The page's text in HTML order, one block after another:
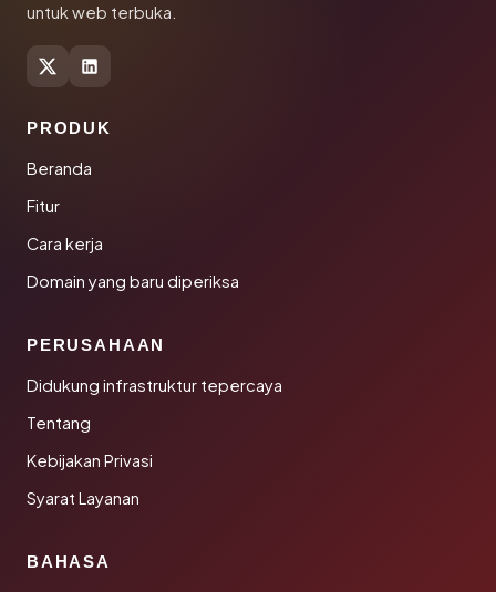
untuk web terbuka.
PRODUK
Beranda
Fitur
Cara kerja
Domain yang baru diperiksa
PERUSAHAAN
Didukung infrastruktur tepercaya
Tentang
Kebijakan Privasi
Syarat Layanan
BAHASA